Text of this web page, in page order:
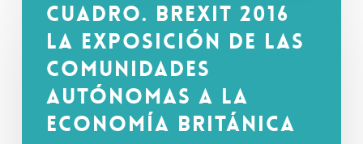
Cuadro. Brexit 2016
La exposición de las
comunidades
autónomas a la
economía británica